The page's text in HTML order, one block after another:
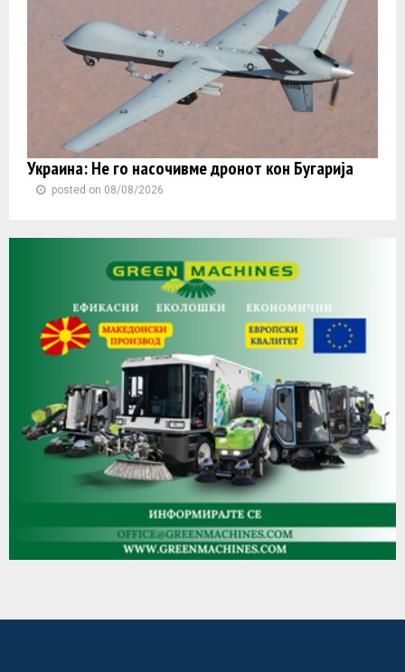
Украина: Не го насочивме дронот кон Бугарија
posted on 08/08/2026